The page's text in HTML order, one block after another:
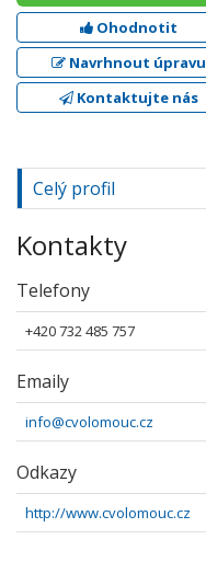
Ohodnotit
Navrhnout úpravu
Kontaktujte nás
Celý profil
Kontakty
Telefony
+420 732 485 757
Emaily
info@cvolomouc.cz
Odkazy
http://www.cvolomouc.cz